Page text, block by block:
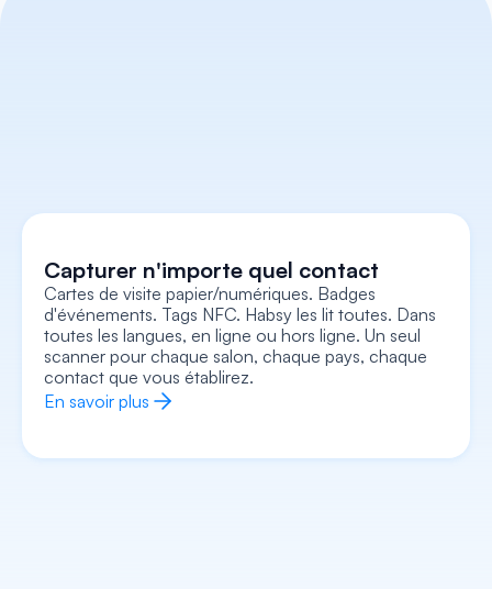
Capturer n'importe quel contact
Cartes de visite papier/numériques. Badges
d'événements. Tags NFC. Habsy les lit toutes. Dans
toutes les langues, en ligne ou hors ligne. Un seul
scanner pour chaque salon, chaque pays, chaque
contact que vous établirez.
En savoir plus
Capturez chaque contexte
Enregistrez des notes vocales, ajoutez des notes
textuelles, joignez une photo/un selfie et
consignez des signaux d'intention, le tout associé à
la fiche. Repartez avec tout le contexte, pas
seulement un nom et un numéro.
En savoir plus